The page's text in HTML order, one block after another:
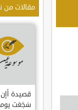
مقالات من
قصيدة أإن
سَجَعَت